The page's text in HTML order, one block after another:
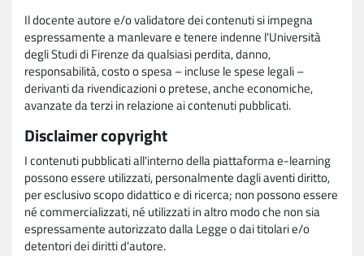
Il docente autore e/o validatore dei contenuti si impegna
espressamente a manlevare e tenere indenne l'Università
degli Studi di Firenze da qualsiasi perdita, danno,
responsabilità, costo o spesa – incluse le spese legali –
derivanti da rivendicazioni o pretese, anche economiche,
avanzate da terzi in relazione ai contenuti pubblicati.
Disclaimer copyright
I contenuti pubblicati all'interno della piattaforma e-learning
possono essere utilizzati, personalmente dagli aventi diritto,
per esclusivo scopo didattico e di ricerca; non possono essere
né commercializzati, né utilizzati in altro modo che non sia
espressamente autorizzato dalla Legge o dai titolari e/o
detentori dei diritti d'autore.